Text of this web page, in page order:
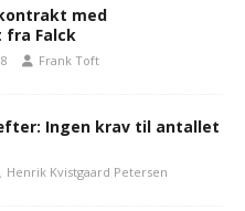
med
Falck
Frank Toft
Ingen krav til antallet
Henrik Kvistgaard Petersen